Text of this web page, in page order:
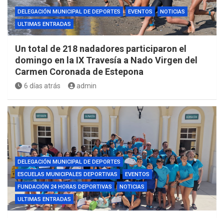
DELEGACIÓN MUNICIPAL DE DEPORTES EVENTOS
NOTICIAS
ULTIMAS ENTRADAS
Un total de 218 nadadores participaron el
domingo en la IX Travesía a Nado Virgen del
Carmen Coronada de Estepona
6 días atrás admin
DELEGACIÓN MUNICIPAL DE DEPORTES
ESCUELAS MUNICIPALES DEPORTIVAS
EVENTOS
FUNDACIÓN 24 HORAS DEPORTIVAS
NOTICIAS
ULTIMAS ENTRADAS